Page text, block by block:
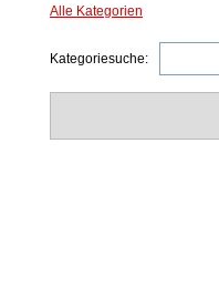
Alle Kategorien
Kategoriesuche: